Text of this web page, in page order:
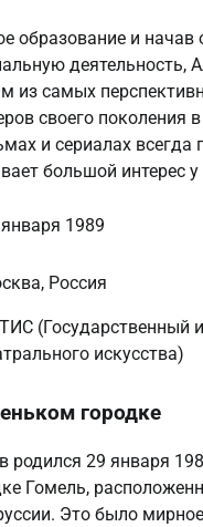
образование и начав
деятельность,
из самых
своего поколения
и сериалах всегда
большой интерес у
1989
Россия
(Государственный
искусства)
городке
родился 29 января
Гомель,
Это было